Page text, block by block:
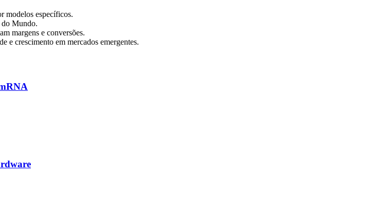
modelos específicos.
do Mundo.
margens e conversões.
e crescimento em mercados emergentes.